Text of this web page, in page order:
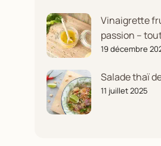
Vinaigrette
passion –
19 décembre
Salade thaï
11 juillet 2025